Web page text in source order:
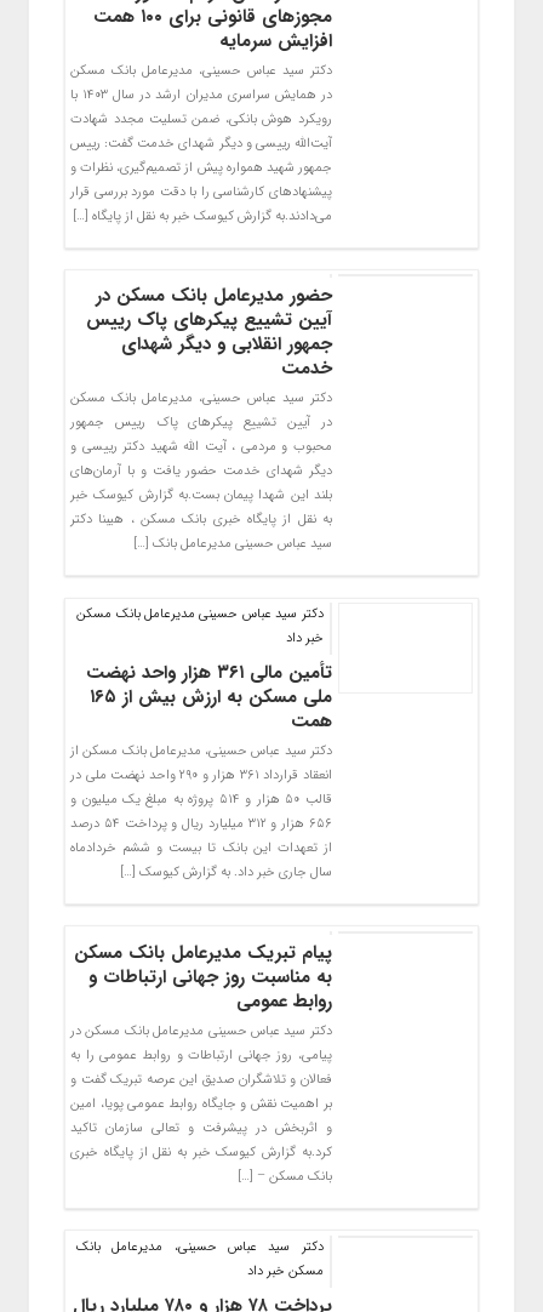
مجوزهای قانونی برای ۱۰۰ همت
افزایش سرمایه
دکتر سید عباس حسینی، مدیرعامل بانک مسکن
در همایش سراسری مدیران ارشد در سال ۱۴۰۳ با
رویکرد هوش بانکی، ضمن تسلیت مجدد شهادت
آیت‌الله رییسی و دیگر شهدای خدمت گفت:‌ رییس
جمهور شهید همواره پیش از تصمیم‌گیری، نظرات و
پیشنهادهای کارشناسی را با دقت مورد بررسی قرار
می‌دادند.به گزارش کیوسک خبر به نقل از پایگاه […]
حضور مدیرعامل بانک مسکن در
آیین تشییع پیکرهای پاک رییس
جمهور انقلابی و دیگر شهدای
خدمت
دکتر سید عباس حسینی، مدیرعامل بانک مسکن
در آیین تشییع پیکرهای پاک رییس جمهور
محبوب و مردمی ، آیت الله شهید دکتر رییسی و
دیگر شهدای خدمت حضور یافت و با آرمان‌های
بلند این شهدا پیمان بست.به گزارش کیوسک خبر
به نقل از پایگاه خبری بانک مسکن ، هیبنا دکتر
سید عباس حسینی مدیرعامل بانک […]
دکتر سید عباس حسینی مدیرعامل بانک مسکن
خبر داد
تأمین مالی ۳۶۱ هزار واحد نهضت
ملی مسکن به ارزش بیش از ۱۶۵
همت
دکتر سید عباس حسینی، مدیرعامل بانک مسکن از
انعقاد قرارداد ۳۶۱ هزار و ۲۹۰ واحد نهضت ملی در
قالب ۵۰ هزار و ۵۱۴ پروژه به مبلغ یک میلیون و
۶۵۶ هزار و ۳۱۲ میلیارد ریال و پرداخت ۵۴ درصد
از تعهدات این بانک تا بیست و ششم خردادماه
سال جاری خبر داد. به گزارش کیوسک […]
پیام تبریک مدیرعامل بانک مسکن
به مناسبت روز جهانی ارتباطات و
روابط عمومی
دکتر سید عباس حسینی مدیرعامل بانک مسکن در
پیامی، روز جهانی ارتباطات و روابط عمومی را به
فعالان و تلاشگران صدیق این عرصه تبریک گفت و
بر اهمیت نقش و جایگاه روابط عمومی پویا، امین
و اثربخش در پیشرفت و تعالی سازمان تاکید
کرد.به گزارش کیوسک خبر به نقل از پایگاه خبری
بانک مسکن – […]
دکتر سید عباس حسینی، مدیرعامل بانک
مسکن خبر داد
پرداخت ۷۸ هزار و ۷۸۰ میلیارد ریال